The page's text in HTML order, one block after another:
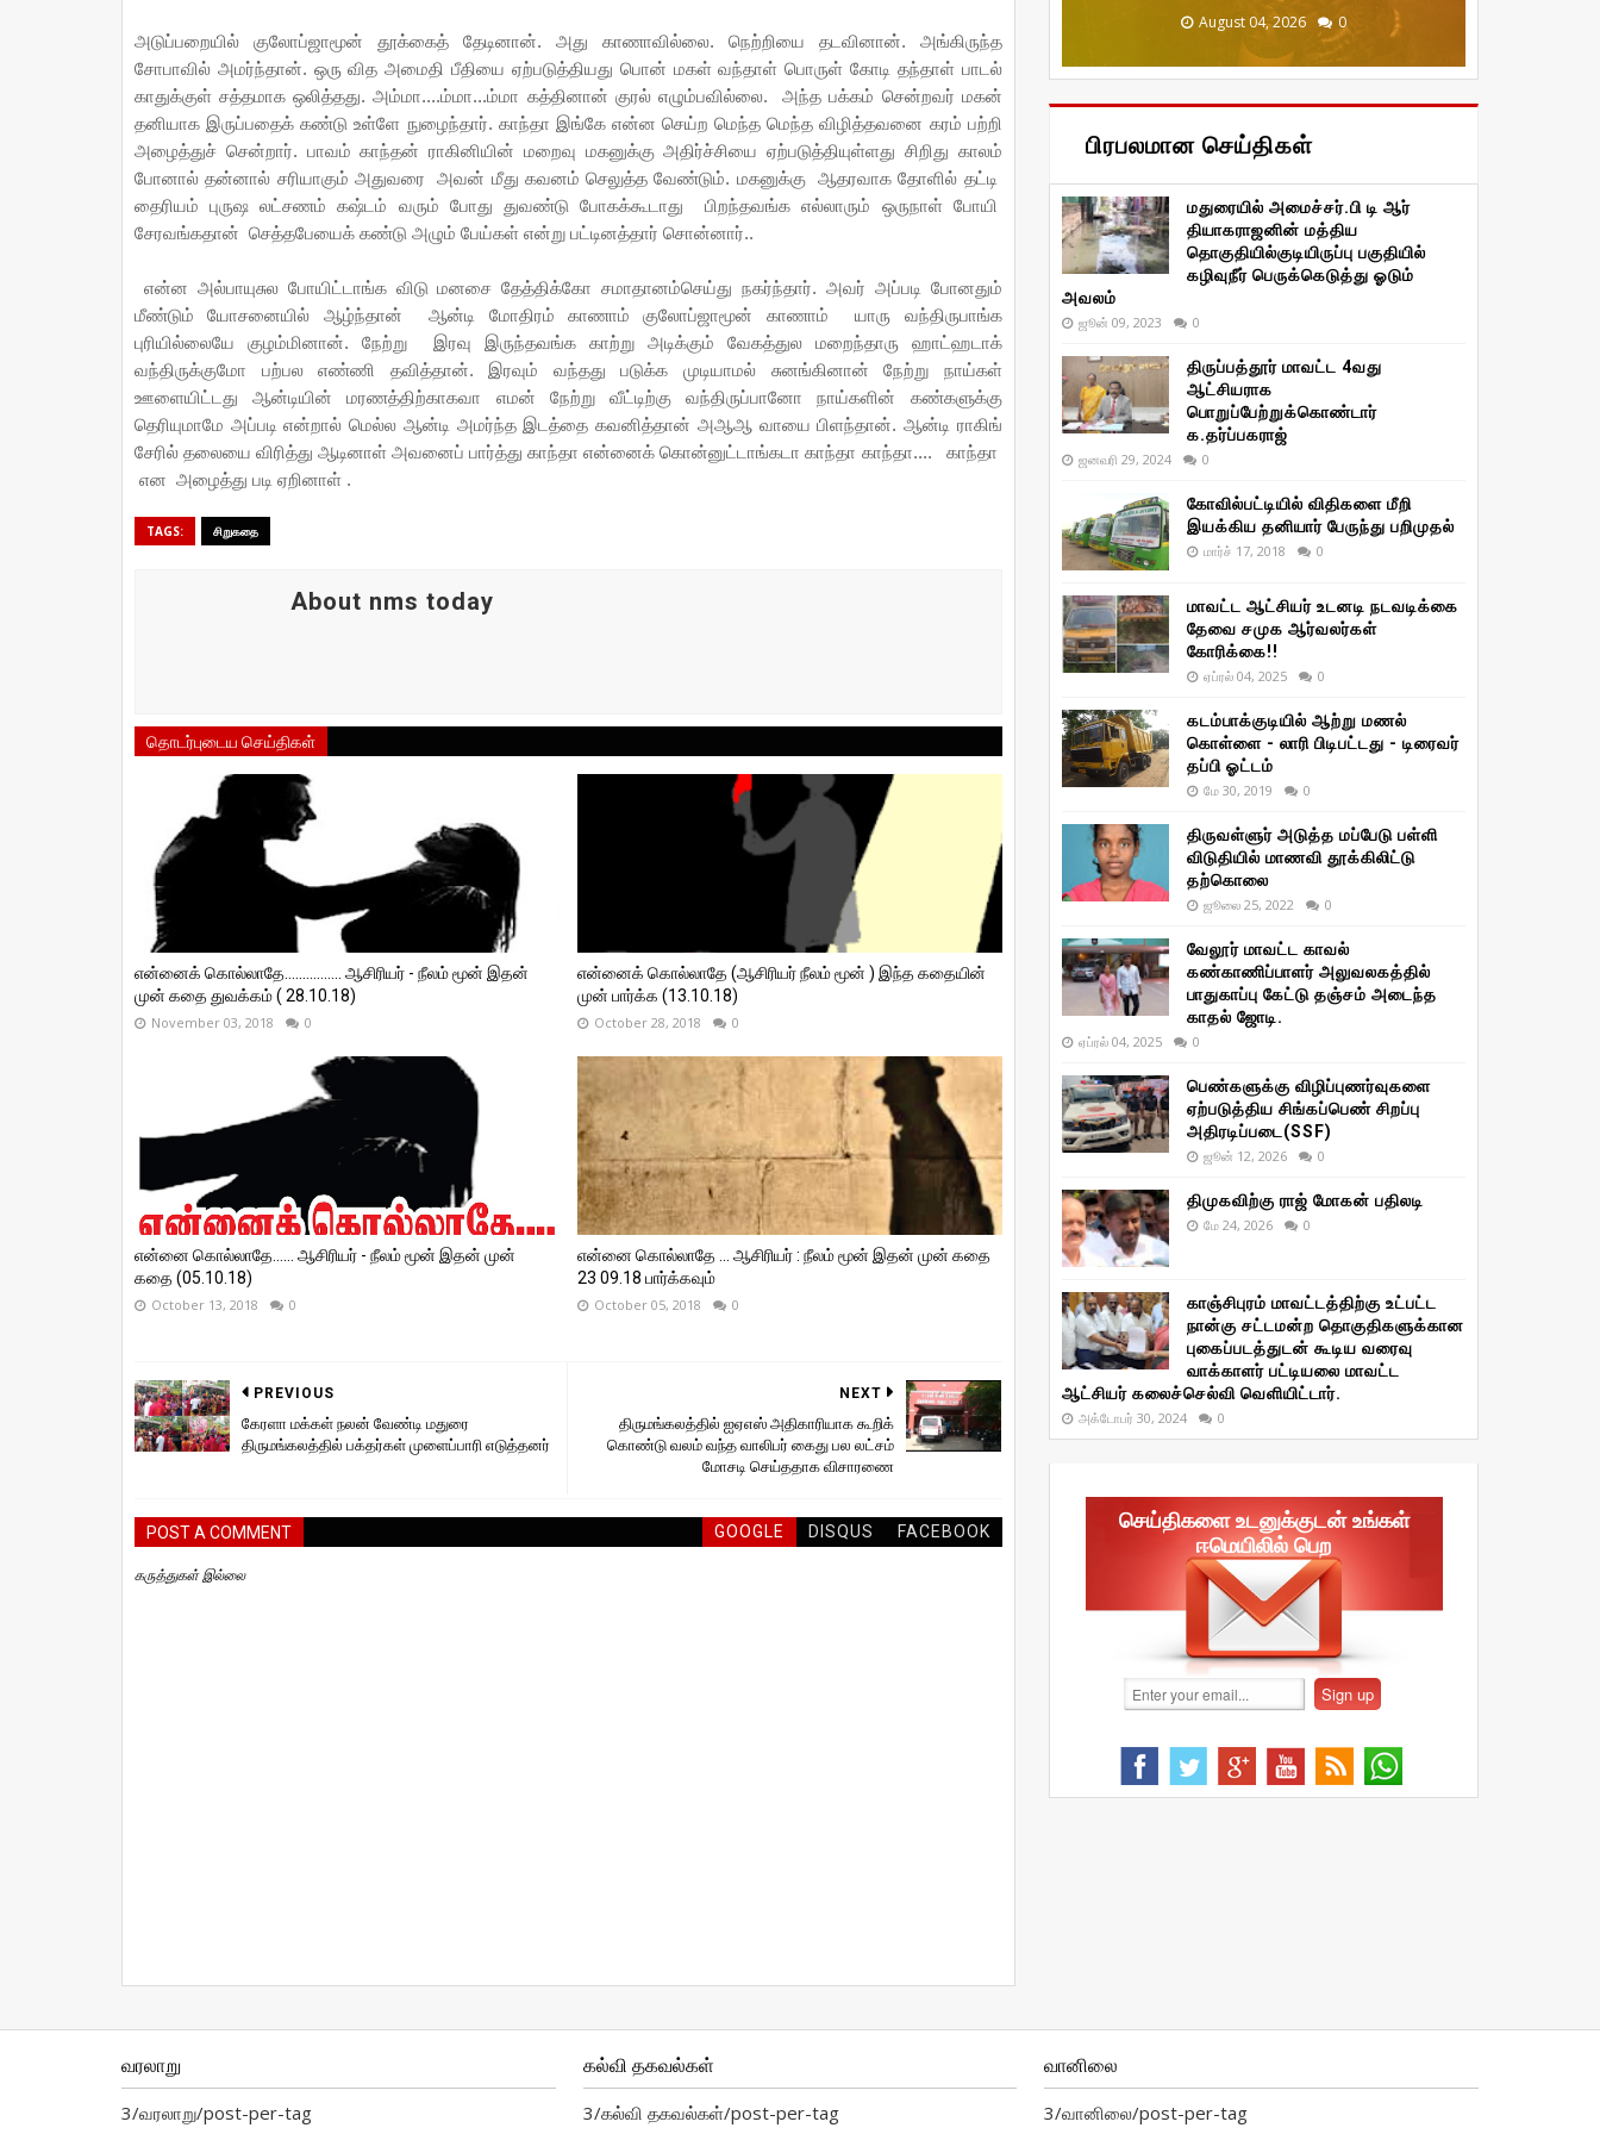
அடுப்பறையில் குலோப்ஜாமூன் தூக்கைத் தேடினான். அது காணாவில்லை. நெற்றியை தடவினான். அங்கிருந்த
சோபாவில் அமர்ந்தான். ஒரு வித அமைதி பீதியை ஏற்படுத்தியது பொன் மகள் வந்தாள் பொருள் கோடி தந்தாள் பாடல்
காதுக்குள் சத்தமாக ஒலித்தது. அம்மா....ம்மா...ம்மா கத்தினான் குரல் எழும்பவில்லை. அந்த பக்கம் சென்றவர் மகன்
தனியாக இருப்பதைக் கண்டு உள்ளே நுழைந்தார். காந்தா இங்கே என்ன செய்ற மெந்த மெந்த விழித்தவனை கரம் பற்றி
அழைத்துச் சென்றார். பாவம் காந்தன் ராகினியின் மறைவு மகனுக்கு அதிர்ச்சியை ஏற்படுத்தியுள்ளது சிறிது காலம்
போனால் தன்னால் சரியாகும் அதுவரை அவன் மீது கவனம் செலுத்த வேண்டும். மகனுக்கு ஆதரவாக தோளில் தட்டி
தைரியம் புருஷ லட்சணம் கஷ்டம் வரும் போது துவண்டு போகக்கூடாது பிறந்தவங்க எல்லாரும் ஒருநாள் போயி
சேரவங்கதான் செத்தபேயைக் கண்டு அழும் பேய்கள் என்று பட்டினத்தார் சொன்னார்..
என்ன அல்பாயுசுல போயிட்டாங்க விடு மனசை தேத்திக்கோ சமாதானம்செய்து நகர்ந்தார். அவர் அப்படி போனதும்
மீண்டும் யோசனையில் ஆழ்ந்தான் ஆன்டி மோதிரம் காணாம் குலோப்ஜாமூன் காணாம் யாரு வந்திருபாங்க
புரியில்லையே குழம்மினான். நேற்று இரவு இருந்தவங்க காற்று அடிக்கும் வேகத்துல மறைந்தாரு ஹாட்ஹடாக்
வந்திருக்குமோ பற்பல எண்ணி தவித்தான். இரவும் வந்தது படுக்க முடியாமல் சுனங்கினான் நேற்று நாய்கள்
ஊளையிட்டது ஆன்டியின் மரணத்திற்காகவா எமன் நேற்று வீட்டிற்கு வந்திருப்பானோ நாய்களின் கண்களுக்கு
தெரியுமாமே அப்படி என்றால் மெல்ல ஆன்டி அமர்ந்த இடத்தை கவனித்தான் அஆஆ வாயை பிளந்தான். ஆன்டி ராகிங்
சேரில் தலையை விரித்து ஆடினாள் அவனைப் பார்த்து காந்தா என்னைக் கொன்னுட்டாங்கடா காந்தா காந்தா.... காந்தா
என அழைத்து படி ஏறினாள் .
TAGS: சிறுகதை
About nms today
தொடர்புடைய செய்திகள்
என்னைக் கொல்லாதே................ ஆசிரியர் - நீலம் மூன் இதன்
முன் கதை துவக்கம் ( 28.10.18)
November 03, 2018 0
என்னைக் கொல்லாதே (ஆசிரியர் நீலம் மூன் ) இந்த கதையின்
முன் பார்க்க (13.10.18)
October 28, 2018 0
என்னை கொல்லாதே...... ஆசிரியர் - நீலம் மூன் இதன் முன்
கதை (05.10.18)
October 13, 2018 0
என்னை கொல்லாதே ... ஆசிரியர் : நீலம் மூன் இதன் முன் கதை
23 09.18 பார்க்கவும்
October 05, 2018 0
NEXT
திருமங்கலத்தில் ஐஏஎஸ் அதிகாரியாக கூறிக்
கொண்டு வலம் வந்த வாலிபர் கைது பல லட்சம்
மோசடி செய்ததாக விசாரணை
PREVIOUS
கேரளா மக்கள் நலன் வேண்டி மதுரை
திருமங்கலத்தில் பக்தர்கள் முளைப்பாரி எடுத்தனர்
POST A COMMENT GOOGLE DISQUS FACEBOOK
கருத்துகள் இல்லை
August 04, 2026 0
August 04, 2026 0
January 29, 2026 0
January 29, 2026 0
December 20, 2025
பிரபலமான செய்திகள்
மதுரையில் அமைச்சர்.பி டி ஆர்
தியாகராஜனின் மத்திய
தொகுதியில்குடியிருப்பு பகுதியில்
கழிவுநீர் பெருக்கெடுத்து ஓடும்
அவலம்
ஜூன் 09, 2023 0
திருப்பத்தூர் மாவட்ட 4வது
ஆட்சியராக
பொறுப்பேற்றுக்கொண்டார்
க.தர்ப்பகராஜ்
ஜனவரி 29, 2024 0
கோவில்பட்டியில் விதிகளை மீறி
இயக்கிய தனியார் பேருந்து பறிமுதல்
மார்ச் 17, 2018 0
மாவட்ட ஆட்சியர் உடனடி நடவடிக்கை
தேவை சமுக ஆர்வலர்கள்
கோரிக்கை!!
ஏப்ரல் 04, 2025 0
கடம்பாக்குடியில் ஆற்று மணல்
கொள்ளை - லாரி பிடிபட்டது - டிரைவர்
தப்பி ஓட்டம்
மே 30, 2019 0
திருவள்ளுர் அடுத்த மப்பேடு பள்ளி
விடுதியில் மாணவி தூக்கிலிட்டு
தற்கொலை
ஜூலை 25, 2022 0
வேலூர் மாவட்ட காவல்
கண்காணிப்பாளர் அலுவலகத்தில்
பாதுகாப்பு கேட்டு தஞ்சம் அடைந்த
காதல் ஜோடி.
ஏப்ரல் 04, 2025 0
பெண்களுக்கு விழிப்புணர்வுகளை
ஏற்படுத்திய சிங்கப்பெண் சிறப்பு
அதிரடிப்படை(SSF)
ஜூன் 12, 2026 0
திமுகவிற்கு ராஜ் மோகன் பதிலடி
மே 24, 2026 0
காஞ்சிபுரம் மாவட்டத்திற்கு உட்பட்ட
நான்கு சட்டமன்ற தொகுதிகளுக்கான
புகைப்படத்துடன் கூடிய வரைவு
வாக்காளர் பட்டியலை மாவட்ட
ஆட்சியர் கலைச்செல்வி வெளியிட்டார்.
அக்டோபர் 30, 2024 0
செய்திகளை உடனுக்குடன் உங்கள்
ஈமெயிலில் பெற
வரலாறு
3/வரலாறு/post-per-tag
கல்வி தகவல்கள்
3/கல்வி தகவல்கள்/post-per-tag
வானிலை
3/வானிலை/post-per-tag